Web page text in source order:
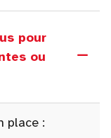
pour
ou
place :